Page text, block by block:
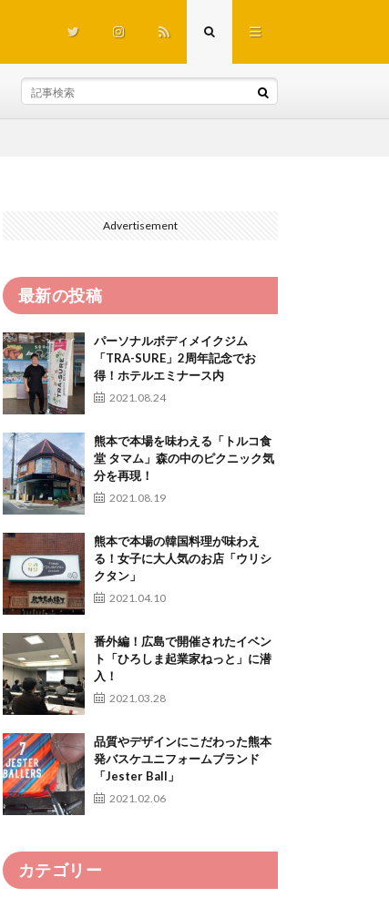
Advertisement
最新の投稿
パーソナルボディメイクジム
「TRA-SURE」2周年記念でお
得！ホテルエミナース内
2021.08.24
熊本で本場を味わえる「トルコ食
堂 タマム」森の中のピクニック気
分を再現！
2021.08.19
熊本で本場の韓国料理が味わえ
る！女子に大人気のお店「ウリシ
クタン」
2021.04.10
番外編！広島で開催されたイベン
ト「ひろしま起業家ねっと」に潜
入！
2021.03.28
品質やデザインにこだわった熊本
発バスケユニフォームブランド
「Jester Ball」
2021.02.06
カテゴリー